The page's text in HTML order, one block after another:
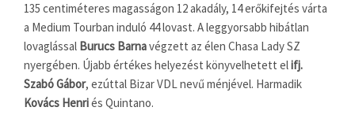
135 centiméteres magasságon 12 akadály, 14 erőkifejtés várta
a Medium Tourban induló 44 lovast. A leggyorsabb hibátlan
lovaglással Burucs Barnavégzett az élen Chasa Lady SZ
nyergében. Újabb értékes helyezést könyvelhetett elifj.
Szabó Gábor, ezúttal Bizar VDL nevű ménjével. Harmadik
Kovács Henriés Quintano.